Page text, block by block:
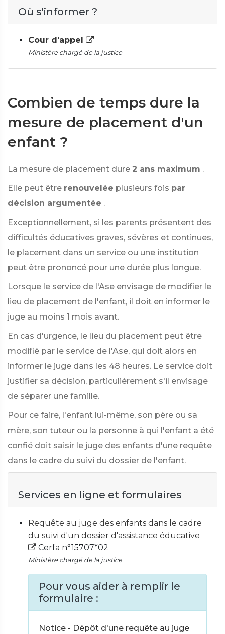
Où s'informer ?
Cour d'appel
Ministère chargé de la justice
Combien de temps dure la
mesure de placement d'un
enfant ?
La mesure de placement dure 2 ans maximum .
Elle peut être renouvelée plusieurs fois par
décision argumentée .
Exceptionnellement, si les parents présentent des
difficultés éducatives graves, sévères et continues,
le placement dans un service ou une institution
peut être prononcé pour une durée plus longue.
Lorsque le service de l'Ase envisage de modifier le
lieu de placement de l'enfant, il doit en informer le
juge au moins 1 mois avant.
En cas d'urgence, le lieu du placement peut être
modifié par le service de l'Ase, qui doit alors en
informer le juge dans les 48 heures. Le service doit
justifier sa décision, particulièrement s'il envisage
de séparer une famille.
Pour ce faire, l'enfant lui-même, son père ou sa
mère, son tuteur ou la personne à qui l'enfant a été
confié doit saisir le juge des enfants d'une requête
dans le cadre du suivi du dossier de l'enfant.
Services en ligne et formulaires
Requête au juge des enfants dans le cadre
du suivi d'un dossier d'assistance éducative
Cerfa n°15707*02
Ministère chargé de la justice
Pour vous aider à remplir le
formulaire :
Notice - Dépôt d'une requête au juge